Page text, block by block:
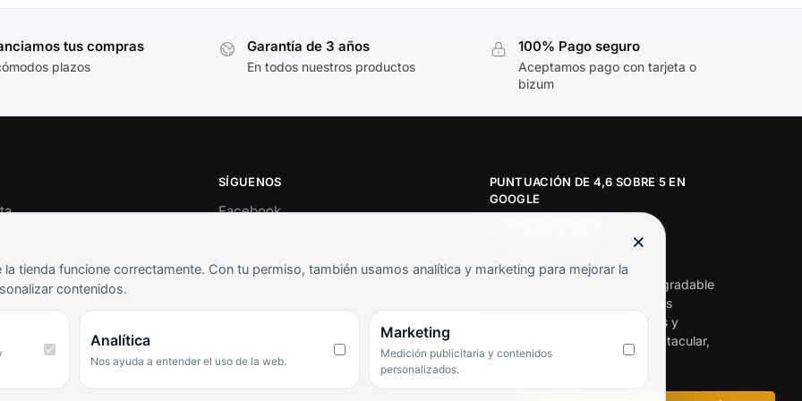
tus compras
plazos
Garantía de 3 años
En todos nuestros productos
100% Pago seguro
Aceptamos pago con tarjeta o
bizum
cliente
y condiciones
frecuentes
SÍGUENOS
Facebook
PUNTUACIÓN DE 4,6 SOBRE 5 EN
GOOGLE
★★★★★
«Servicio de calidad y trato agradable
con precios excelentes. Hemos
comprado en varias ocasiones y
siempre dan respuesta. Espectacular,
servicio de 10.»
×
tienda funcione correctamente. Con tu permiso, también usamos analítica y marketing para mejorar la
contenidos.
Analítica
Nos ayuda a entender el uso de la web.
Marketing
Medición publicitaria y contenidos
personalizados.